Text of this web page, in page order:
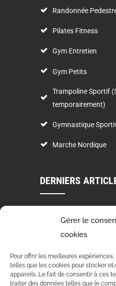
Gérer le
cookies
Pour offrir les meilleures
telles que les cookies pour stocker
appareils. Le fait de consentir à ces
traiter des données telles que le
Randonnée
Pilates Fitness
Gym Entretien
Gym Petits
Trampoline Sportif
temporairement)
Gymnastique
Marche Nordique
DERNIERS
15 Oct